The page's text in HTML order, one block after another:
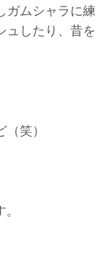
ガムシャラに練
ュしたり、昔を
笑）